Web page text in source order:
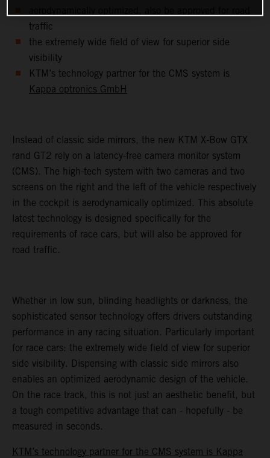
traffic
the extremely wide field of view for superior side
visibility
KTM’s technology partner for the CMS system is
Kappa optronics GmbH
Instead of classic side mirrors, the new KTM X-Bow GTX
rand GT2 rely on a latency-free camera monitor system
(CMS). The high-tech system with two cameras and two
screens on the right and the left of the vehicle respectively
in the cockpit is aerodynamically optimized. This absolute
latest technology is designed specifically for the
requirements of race cars, but will also be approved for
road traffic.
Whether in low sun, blinding headlights or darkness, the
sophisticated sensor technology offers drivers outstanding
performance in any racing situation. Particularly important
for race cars: the extremely wide field of view for superior
side visibility. Dispensing with classic side mirrors also
enables an optimized aerodynamic design of the vehicle.
On the race track, this is not just an aesthetic benefit, but
a tough competitive advantage that can - hopefully - be
measured in seconds.
KTM’s technology partner for the CMS system is Kappa